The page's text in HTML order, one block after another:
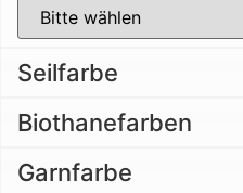
Seilfarbe
Biothanefarben
Garnfarbe